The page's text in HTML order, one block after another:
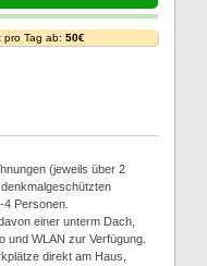
pro Tag ab: 50€
(jeweils über 2
Personen.
einer unterm Dach,
und WLAN zur Verfügung.
direkt am Haus,